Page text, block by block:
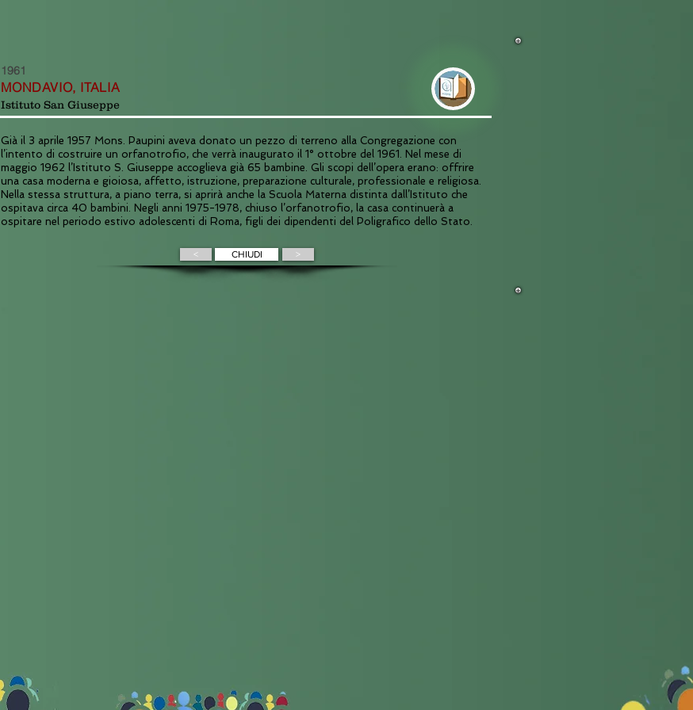
1961
MONDAVIO, ITALIA
Istituto San Giuseppe
Già il 3 aprile 1957 Mons. Paupini aveva donato un pezzo di terreno alla Congregazione con
l’intento di costruire un orfanotrofio, che verrà inaugurato il 1° ottobre del 1961. Nel mese di
maggio 1962 l’Istituto S. Giuseppe accoglieva già 65 bambine. Gli scopi dell’opera erano: offrire
una casa moderna e gioiosa, affetto, istruzione, preparazione culturale, professionale e religiosa.
Nella stessa struttura, a piano terra, si aprirà anche la Scuola Materna distinta dall’Istituto che
ospitava circa 40 bambini. Negli anni 1975-1978, chiuso l’orfanotrofio, la casa continuerà a
ospitare nel periodo estivo adolescenti di Roma, figli dei dipendenti del Poligrafico dello Stato.
< CHIUDI >